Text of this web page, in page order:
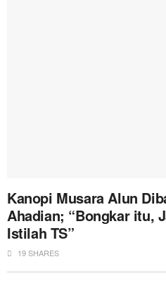
Kanopi Musara Alun
Ahadian; “Bongkar itu,
Istilah TS”
19 SHARES